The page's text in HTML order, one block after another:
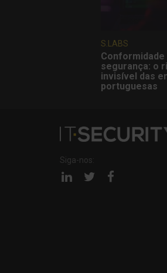
S.LABS
Conformidade
segurança: o
invisível das
portuguesas
Siga-nos:
Página Página